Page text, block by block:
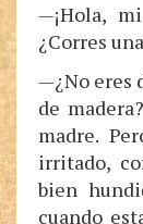
—¡Hola,
¿Corres
—¿No eres
de
madre.
irritado,
bien
cuando